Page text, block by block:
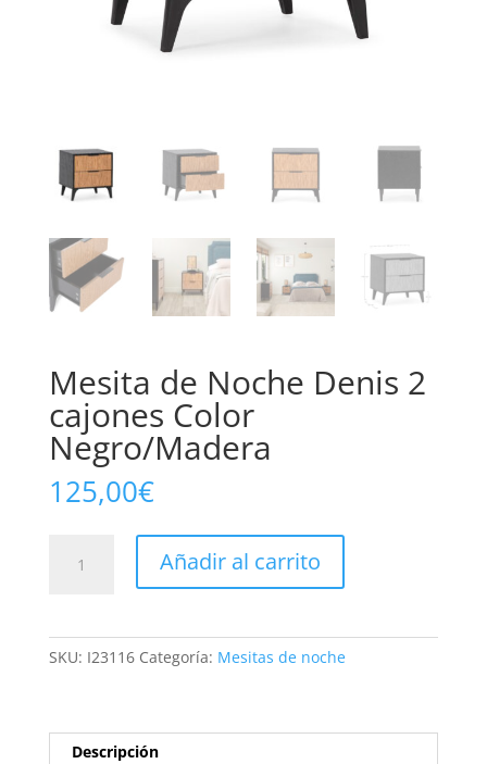
Mesita de Noche Denis 2
cajones Color
Negro/Madera
125,00€
cantidad
Añadir al carrito
SKU: I23116 Categoría: Mesitas de noche
Descripción